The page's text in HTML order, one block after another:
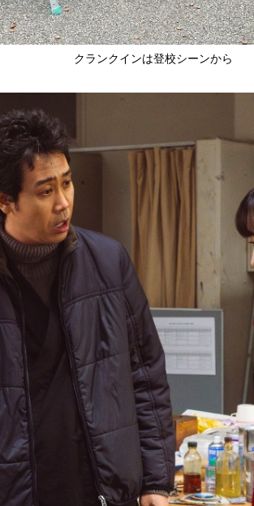
クランクインは登校シーンから